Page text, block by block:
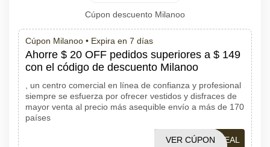
Cúpon descuento Milanoo
Cúpon Milanoo • Expira en 7 días
Ahorre $ 20 OFF pedidos superiores a $ 149
con el código de descuento Milanoo
, un centro comercial en línea de confianza y profesional
siempre se esfuerza por ofrecer vestidos y disfraces de
mayor venta al precio más asequible envío a más de 170
países
DEAL
VER CÚPON